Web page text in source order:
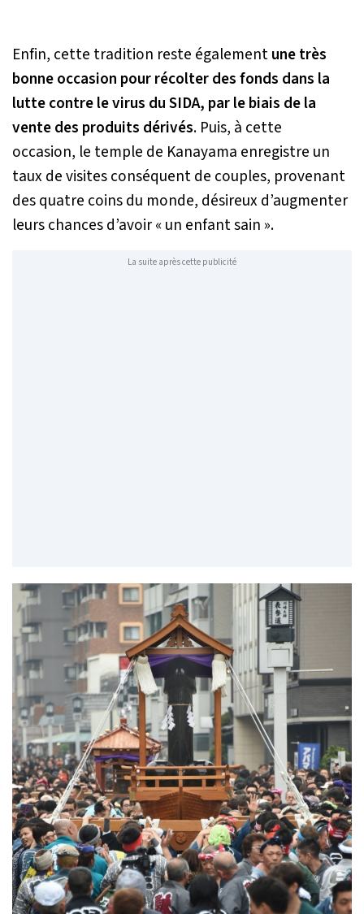
Enfin, cette tradition reste égalementune très
bonne occasion pour récolter des fonds dans la
lutte contre le virus du SIDA, par le biais de la
vente des produits dérivés. Puis, à cette
occasion, le temple de Kanayama enregistre un
taux de visites conséquent de couples, provenant
des quatre coins du monde, désireux d’augmenter
leurs chances d’avoir « un enfant sain ».
La suite après cette publicité